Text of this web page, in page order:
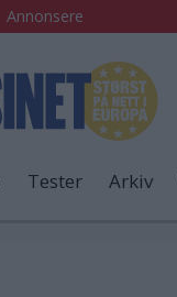
Annonsere
Tester Arkiv